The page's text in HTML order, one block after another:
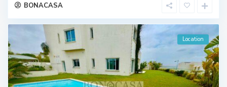
BONACASA
Location